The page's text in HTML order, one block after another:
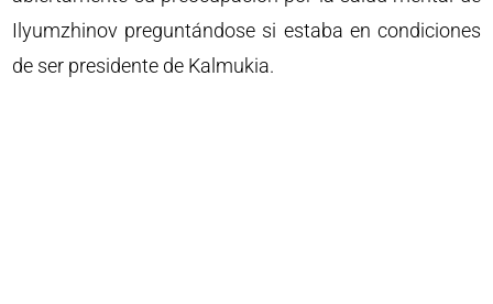
Ilyumzhinov preguntándose si estaba en condiciones
de ser presidente de Kalmukia.